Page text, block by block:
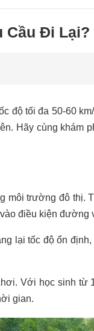
Cầu Đi Lại?
độ tối đa 50-60
Hãy cùng khám
môi trường đô thị.
điều kiện đường
lại tốc độ ổn định,
Với học sinh từ
gian.